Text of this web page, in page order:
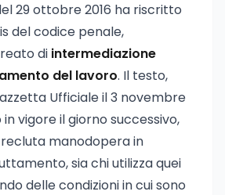
29 ottobre 2016 ha riscritto
del codice penale,
di intermediazione
del lavoro. Il testo,
Ufficiale il 3 novembre
vigore il giorno successivo,
manodopera in
sia chi utilizza quei
delle condizioni in cui sono